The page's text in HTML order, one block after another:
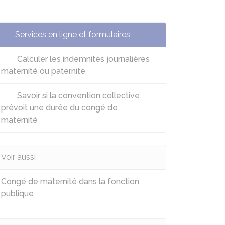
Services en ligne et formulaires
Calculer les indemnités journalières
maternité ou paternité
Savoir si la convention collective
prévoit une durée du congé de
maternité
Voir aussi
Congé de maternité dans la fonction
publique